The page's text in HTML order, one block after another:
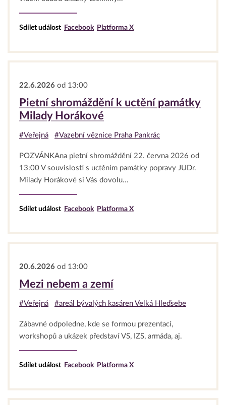
Sdílet událost Facebook Platforma X
22.6.2026 od 13:00
Pietní shromáždění k uctění památky
Milady Horákové
#Veřejná #Vazební věznice Praha Pankrác
POZVÁNKAna pietní shromáždění 22. června 2026 od
13:00 V souvislosti s uctěním památky popravy JUDr.
Milady Horákové si Vás dovolu...
Sdílet událost Facebook Platforma X
20.6.2026 od 13:00
Mezi nebem a zemí
#Veřejná #areál bývalých kasáren Velká Hleďsebe
Zábavné odpoledne, kde se formou prezentací,
workshopů a ukázek představí VS, IZS, armáda, aj.
Sdílet událost Facebook Platforma X